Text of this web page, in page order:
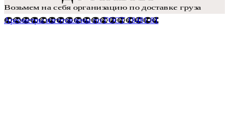
Ареометры изготовлены по ГОСТ 18481-81